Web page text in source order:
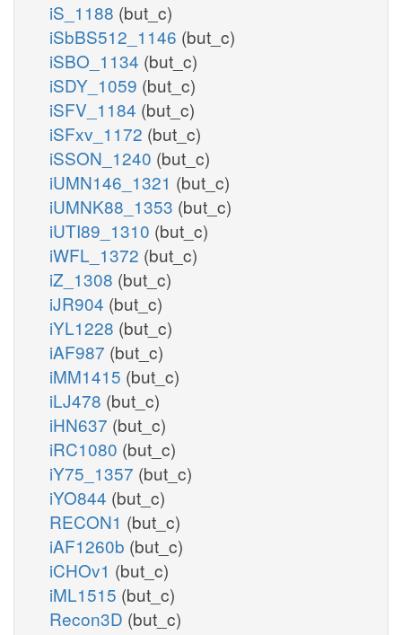
iS_1188 (but_c)
iSbBS512_1146 (but_c)
iSBO_1134 (but_c)
iSDY_1059 (but_c)
iSFV_1184 (but_c)
iSFxv_1172 (but_c)
iSSON_1240 (but_c)
iUMN146_1321 (but_c)
iUMNK88_1353 (but_c)
iUTI89_1310 (but_c)
iWFL_1372 (but_c)
iZ_1308 (but_c)
iJR904 (but_c)
iYL1228 (but_c)
iAF987 (but_c)
iMM1415 (but_c)
iLJ478 (but_c)
iHN637 (but_c)
iRC1080 (but_c)
iY75_1357 (but_c)
iYO844 (but_c)
RECON1 (but_c)
iAF1260b (but_c)
iCHOv1 (but_c)
iML1515 (but_c)
Recon3D (but_c)